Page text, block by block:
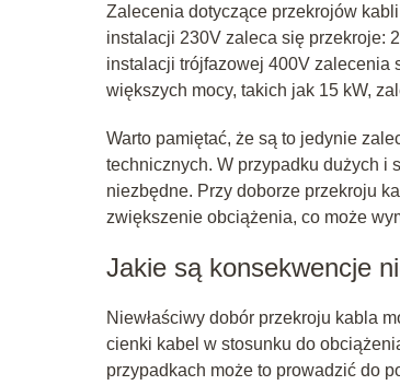
Zalecenia dotyczące przekrojów
instalacji 230V zaleca się przekroje:
instalacji trójfazowej 400V zalecenia
większych mocy, takich jak 15 kW,
Warto pamiętać, że są to jedynie
technicznych. W przypadku dużych i
niezbędne. Przy doborze przekroju
zwiększenie obciążenia, co może
Jakie są konsekwencje
Niewłaściwy dobór przekroju kabla
cienki kabel w stosunku do
przypadkach może to prowadzić do